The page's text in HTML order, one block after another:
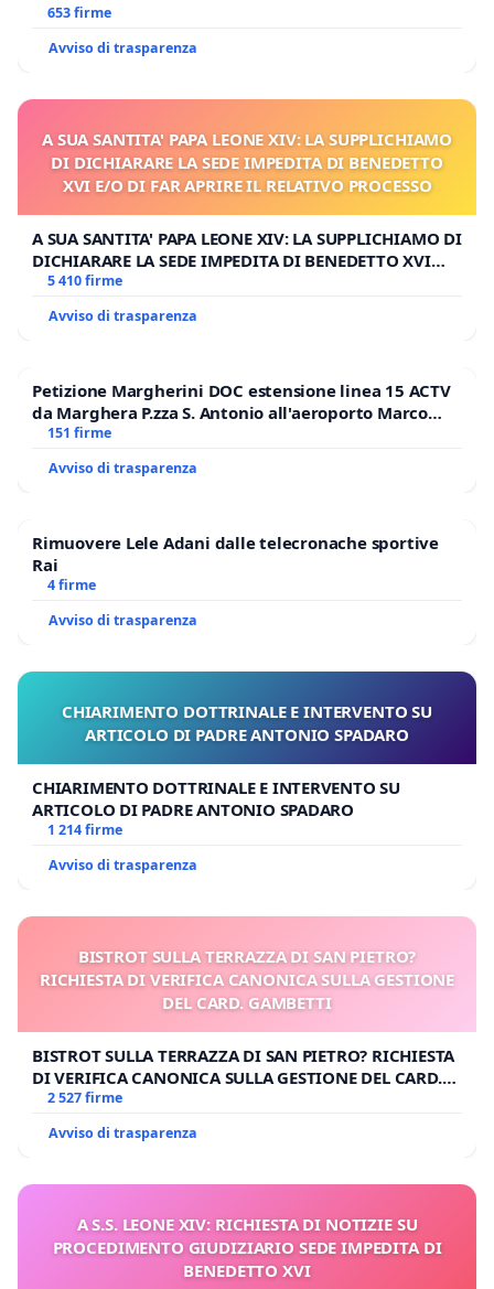
653 firme
Avviso di trasparenza
A SUA SANTITA' PAPA LEONE XIV: LA SUPPLICHIAMO
DI DICHIARARE LA SEDE IMPEDITA DI BENEDETTO
XVI E/O DI FAR APRIRE IL RELATIVO PROCESSO
A SUA SANTITA' PAPA LEONE XIV: LA SUPPLICHIAMO DI
DICHIARARE LA SEDE IMPEDITA DI BENEDETTO XVI
E/O DI FAR APRIRE IL RELATIVO PROCESSO
5 410 firme
Avviso di trasparenza
Petizione Margherini DOC estensione linea 15 ACTV
da Marghera P.zza S. Antonio all'aeroporto Marco
Polo tariffa a € 1,50
151 firme
Avviso di trasparenza
Rimuovere Lele Adani dalle telecronache sportive
Rai
4 firme
Avviso di trasparenza
CHIARIMENTO DOTTRINALE E INTERVENTO SU
ARTICOLO DI PADRE ANTONIO SPADARO
CHIARIMENTO DOTTRINALE E INTERVENTO SU
ARTICOLO DI PADRE ANTONIO SPADARO
1 214 firme
Avviso di trasparenza
BISTROT SULLA TERRAZZA DI SAN PIETRO?
RICHIESTA DI VERIFICA CANONICA SULLA GESTIONE
DEL CARD. GAMBETTI
BISTROT SULLA TERRAZZA DI SAN PIETRO? RICHIESTA
DI VERIFICA CANONICA SULLA GESTIONE DEL CARD.
GAMBETTI
2 527 firme
Avviso di trasparenza
A S.S. LEONE XIV: RICHIESTA DI NOTIZIE SU
PROCEDIMENTO GIUDIZIARIO SEDE IMPEDITA DI
BENEDETTO XVI